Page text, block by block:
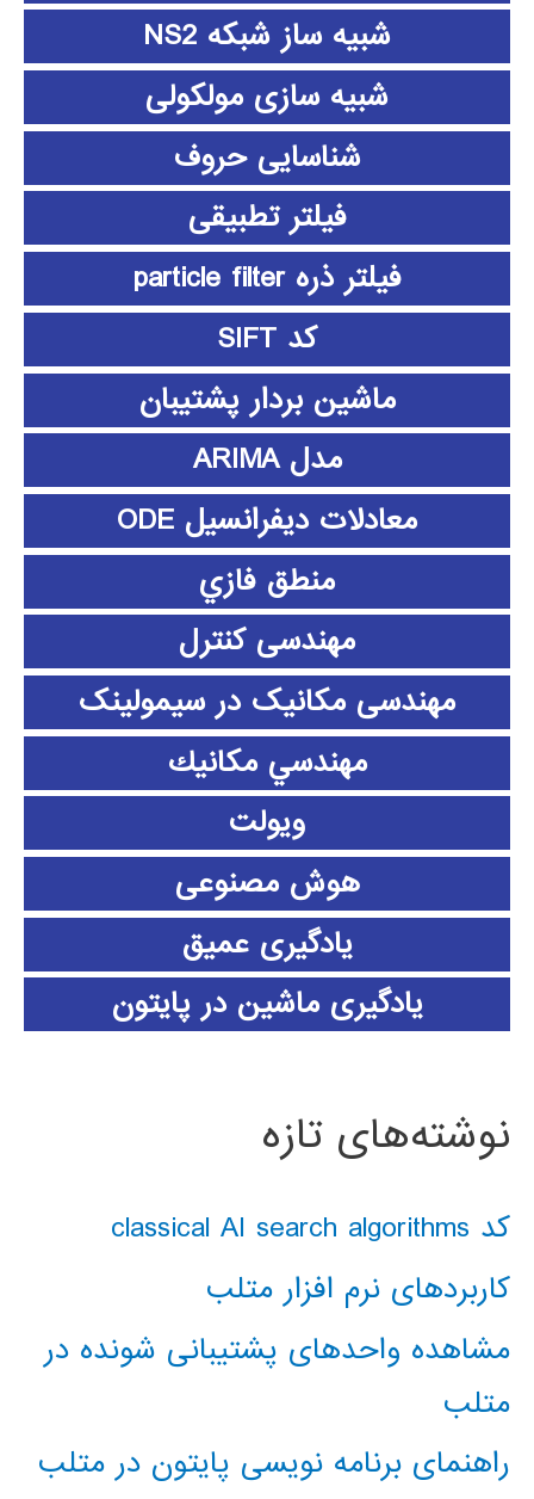
شبیه ساز شبکه NS2
شبیه سازی مولکولی
شناسایی حروف
فیلتر تطبیقی
فیلتر ذره particle filter
کد SIFT
ماشین بردار پشتیبان
مدل ARIMA
معادلات دیفرانسیل ODE
منطق فازي
مهندسی کنترل
مهندسی مکانیک در سیمولینک
مهندسي مكانيك
ویولت
هوش مصنوعی
یادگیری عمیق
یادگیری ماشین در پایتون
نوشته‌های تازه
کد classical AI search algorithms
کاربردهای نرم افزار متلب
مشاهده واحدهای پشتیبانی شونده در
متلب
راهنمای برنامه نویسی پایتون در متلب